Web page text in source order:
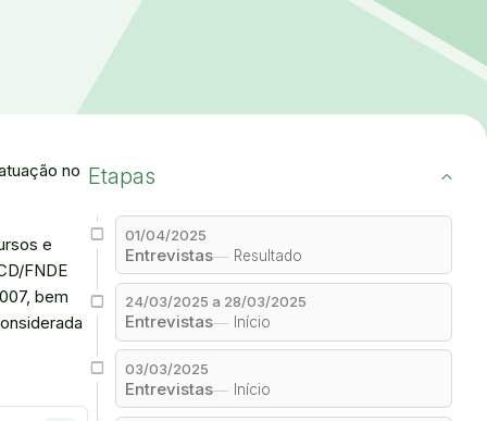
no
e
FNDE
bem
Etapas
01/04/2025
Entrevistas Resultado
24/03/2025 a 28/03/2025
Entrevistas Início
03/03/2025
Entrevistas Início